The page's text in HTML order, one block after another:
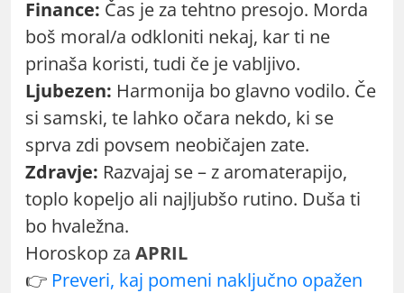
Finance: Čas je za tehtno presojo. Morda
boš moral/a odkloniti nekaj, kar ti ne
prinaša koristi, tudi če je vabljivo.
Ljubezen: Harmonija bo glavno vodilo. Če
si samski, te lahko očara nekdo, ki se
sprva zdi povsem neobičajen zate.
Zdravje: Razvajaj se – z aromaterapijo,
toplo kopeljo ali najljubšo rutino. Duša ti
bo hvaležna.
Horoskop za APRIL
👉 Preveri, kaj pomeni naključno opažen